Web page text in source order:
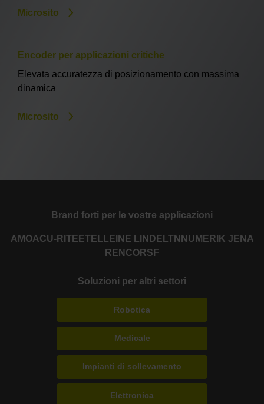
Microsito
Encoder per applicazioni critiche
Elevata accuratezza di posizionamento con massima
dinamica
Microsito
Brand forti per le vostre applicazioni
AMOACU-RITE ETEL LEINE LINDE LTN NUMERIK JENA
RENCORSF
Soluzioni per altri settori
Robotica
Medicale
Impianti di sollevamento
Elettronica